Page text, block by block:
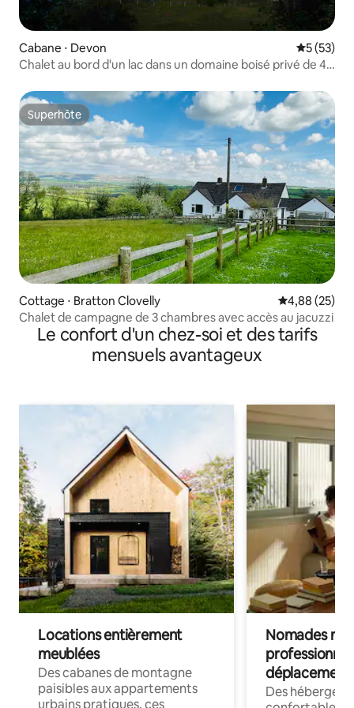
Cabane ⋅ Devon
5 (53)
Chalet au bord d'un lac dans un domaine boisé privé de 45
Superhôte
Superhôte
Cottage ⋅ Bratton Clovelly Évaluation
4,88 (25)
Chalet de campagne de 3 chambres avec accès au jacuzzi
Le confort d'un chez-soi et des tarifs
mensuels avantageux
Locations entièrement
meublées
Des cabanes de montagne
paisibles aux appartements
Nomades
déplacement
Des